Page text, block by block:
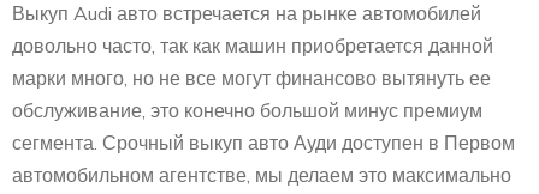
Выкуп Audi авто встречается на рынке автомобилей
довольно часто, так как машин приобретается данной
марки много, но не все могут финансово вытянуть ее
обслуживание, это конечно большой минус премиум
сегмента. Срочный выкуп авто Ауди доступен в Первом
автомобильном агентстве, мы делаем это максимально